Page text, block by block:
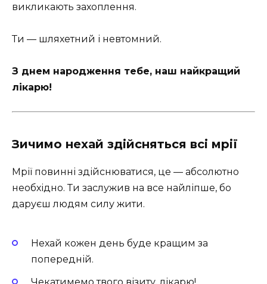
викликають захоплення.
Ти — шляхетний і невтомний.
З днем народження тебе, наш найкращий
лікарю!
Зичимо нехай здійсняться всі мрії
Мрії повинні здійснюватися, це — абсолютно
необхідно. Ти заслужив на все найліпше, бо
даруєш людям силу жити.
Нехай кожен день буде кращим за
попередній.